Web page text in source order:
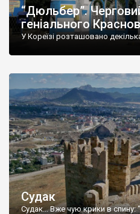
“Дюльбер”.
геніального
У Кореїзі розташовано
Судак
Судак... Вже чую крики в